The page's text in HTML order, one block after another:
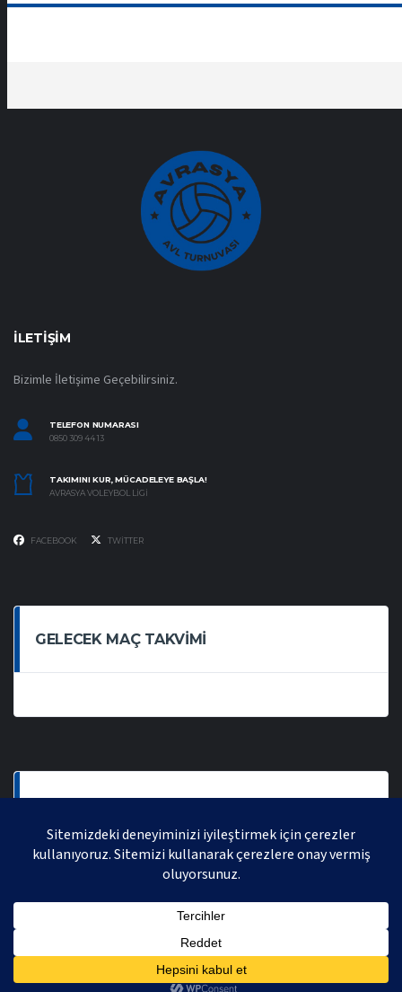
İLETIŞIM
Bizimle İletişime Geçebilirsiniz.
TELEFON NUMARASI
0850 309 44 13
TAKIMINI KUR, MÜCADELEYE BAŞLA!
AVRASYA VOLEYBOL LIGI
FACEBOOK TWITTER
GELECEK MAÇ TAKVIMI
AVRASYA VOLEYBOL LIGI 2021 | AVRASYA SPORTIF FAALIYETLER ORGANIZASYONUDUR,
TÜM HAKLARI SAKLIDIR.